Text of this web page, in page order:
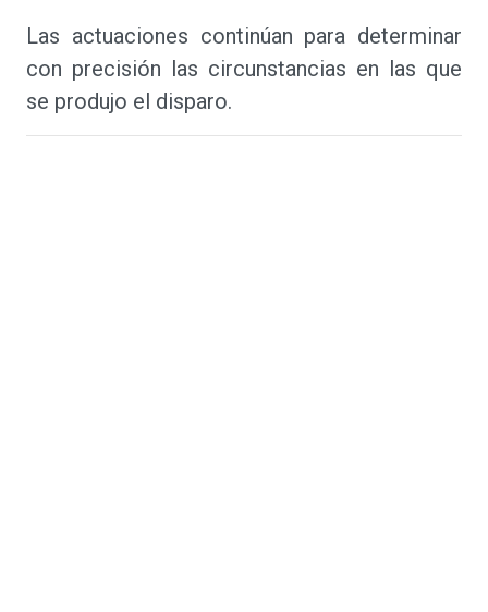
Las actuaciones continúan para determinar
con precisión las circunstancias en las que
se produjo el disparo.